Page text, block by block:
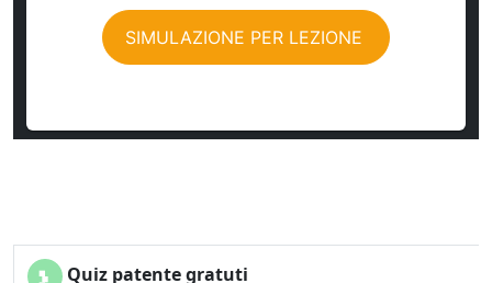
SIMULAZIONE PER LEZIONE
Quiz patente gratuti